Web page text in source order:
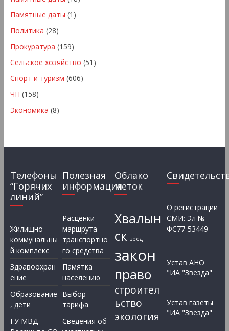
Памятные даты (1)
Политика (28)
Прокуратура (159)
Сельское хозяйство (51)
Спорт и туризм (606)
ЧП (158)
Экономика (8)
Телефоны
“Горячих
линий”
Жилищно-
коммунальны
й комплекс
Здравоохран
ение
Образование
, дети
ГУ МВД
Полезная
информация
Расценки
маршрута
транспортно
го средства
Памятка
населению
Выбор
тарифа
Сведения об
Облако
меток
Хвалын
ск вред
закон
право
строител
ьство
экология
О регистрации
СМИ: Эл №
ФС77-53449
Устав АНО
"ИА "Звезда"
Устав газеты
"ИА "Звезда"